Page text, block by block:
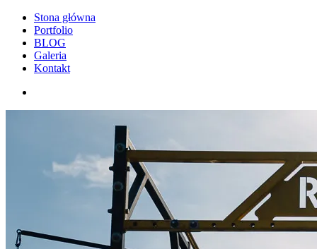
Stona główna
Portfolio
BLOG
Galeria
Kontakt